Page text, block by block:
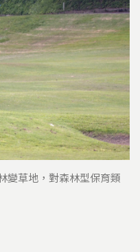
變草地，對森林型保育類